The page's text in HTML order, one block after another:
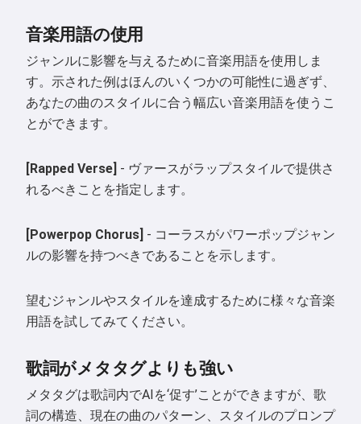
音楽用語の使用
ジャンルに影響を与えるために音楽用語を使用しま
す。示された例はほんのいくつかの可能性に過ぎず、
あなたの曲のスタイルに合う幅広い音楽用語を使うこ
とができます。
[Rapped Verse] - ヴァースがラップスタイルで提供さ
れるべきことを指定します。
[Powerpop Chorus] - コーラスがパワーポップジャン
ルの影響を持つべきであることを示します。
望むジャンルやスタイルを達成するために様々な音楽
用語を試してみてください。
歌詞がメタタグよりも強い
メタタグは歌詞内でAIを‘促す’ことができますが、歌
詞の構造、現在の曲のパターン、スタイルのプロンプ
無料でお試しください